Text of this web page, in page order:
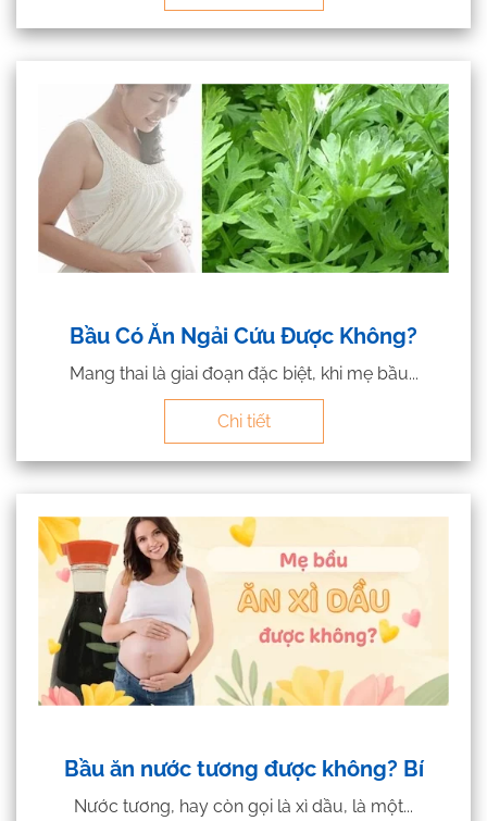
Bầu Có Ăn Ngải Cứu Được Không?
Mang thai là giai đoạn đặc biệt, khi mẹ bầu...
Chi tiết
Bầu ăn nước tương được không? Bí
Nước tương, hay còn gọi là xì dầu, là một...